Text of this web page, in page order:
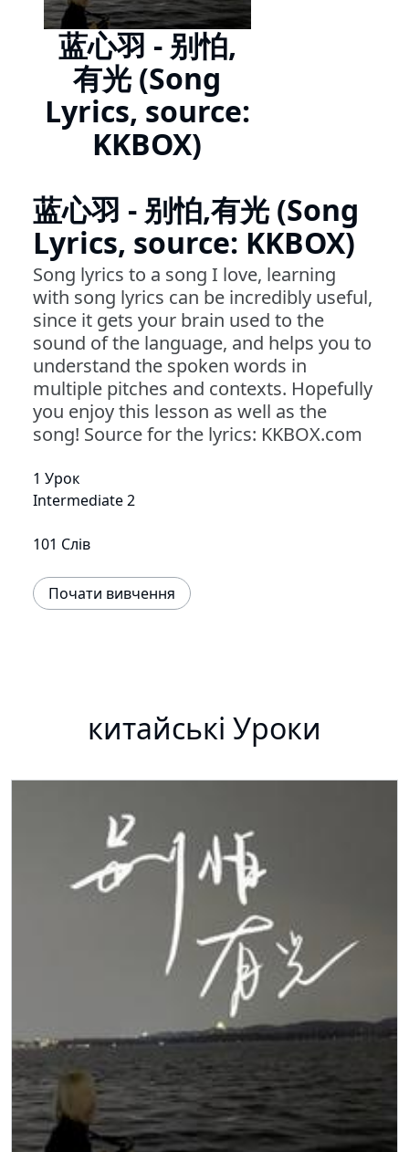
蓝心羽 - 别怕,
有光 (Song
Lyrics, source:
KKBOX)
蓝心羽 - 别怕,有光 (Song
Lyrics, source: KKBOX)
Song lyrics to a song I love, learning
with song lyrics can be incredibly useful,
since it gets your brain used to the
sound of the language, and helps you to
understand the spoken words in
multiple pitches and contexts. Hopefully
you enjoy this lesson as well as the
song! Source for the lyrics: KKBOX.com
1 Урок
Intermediate 2
101 Слів
Почати вивчення
китайські Уроки